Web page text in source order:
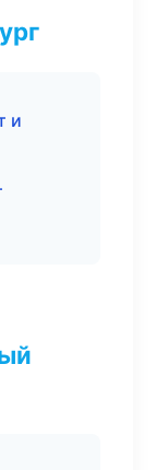
и